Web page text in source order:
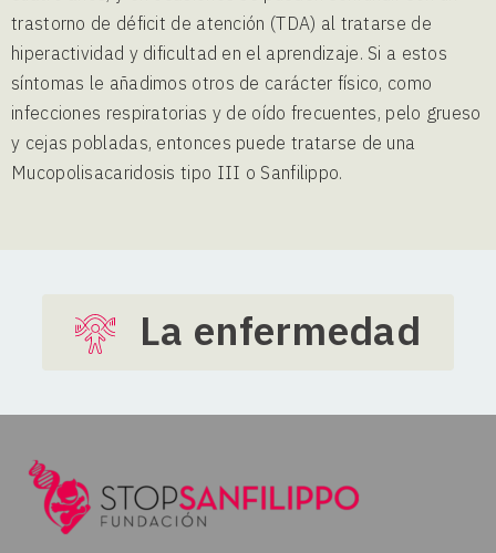
trastorno de déficit de atención (TDA) al tratarse de
hiperactividad y dificultad en el aprendizaje. Si a estos
síntomas le añadimos otros de carácter físico, como
infecciones respiratorias y de oído frecuentes, pelo grueso
y cejas pobladas, entonces puede tratarse de una
Mucopolisacaridosis tipo III o Sanfilippo.
La enfermedad